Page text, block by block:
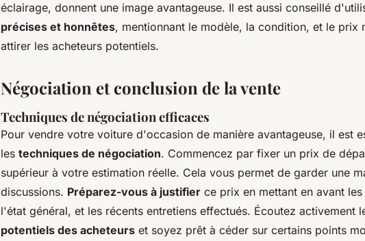
éclairage, donnent une image avantageuse. Il est aussi conseillé
précises et honnêtes, mentionnant le modèle, la condition, et le prix
attirer les acheteurs potentiels.
Négociation et conclusion de la vente
Techniques de négociation efficaces
Pour vendre votre voiture d'occasion de manière avantageuse, il est
les techniques de négociation. Commencez par fixer un prix de
supérieur à votre estimation réelle. Cela vous permet de garder une
discussions. Préparez-vous à justifier ce prix en mettant en avant
l'état général, et les récents entretiens effectués. Écoutez activement
potentiels des acheteurs et soyez prêt à céder sur certains points